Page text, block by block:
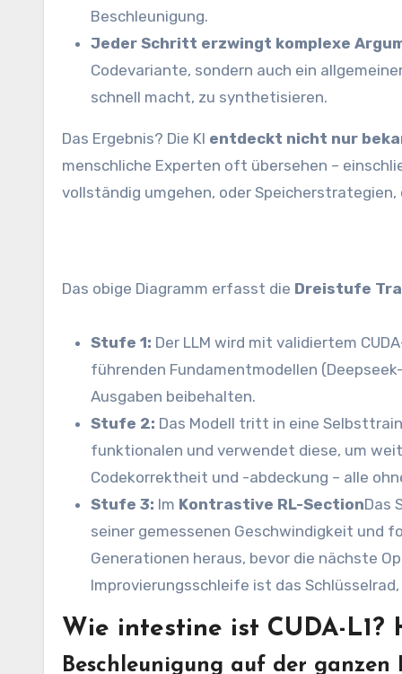
Beschleunigung.
Jeder Schritt erzwingt komplexe
Codevariante, sondern auch ein
schnell macht, zu synthetisieren.
Das Ergebnis? Die KI entdeckt nicht nur
menschliche Experten oft übersehen –
vollständig umgehen, oder
Das obige Diagramm erfasst die Dreistufe
Stufe 1: Der LLM wird mit validiertem
führenden Fundamentmodellen
Ausgaben beibehalten.
Stufe 2: Das Modell tritt in eine
funktionalen und verwendet diese, um
Codekorrektheit und -abdeckung – alle
Stufe 3: Im Kontrastive RL-SectionDas
seiner gemessenen Geschwindigkeit und
Generationen heraus, bevor die nächste
Improvierungsschleife ist das
Wie intestine ist CUDA-L1?
Beschleunigung auf der ganzen